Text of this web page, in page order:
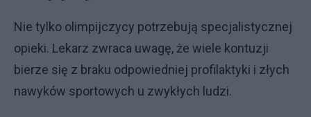
Nie tylko olimpijczycy potrzebują specjalistycznej
opieki. Lekarz zwraca uwagę, że wiele kontuzji
bierze się z braku odpowiedniej profilaktyki i złych
nawyków sportowych u zwykłych ludzi.